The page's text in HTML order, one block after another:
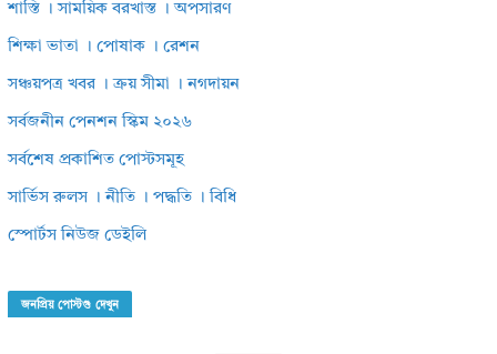
শাস্তি । সাময়িক বরখাস্ত । অপসারণ
শিক্ষা ভাতা । পোষাক । রেশন
সঞ্চয়পত্র খবর । ক্রয় সীমা । নগদায়ন
সর্বজনীন পেনশন স্কিম ২০২৬
সর্বশেষ প্রকাশিত পোস্টসমূহ
সার্ভিস রুলস । নীতি । পদ্ধতি । বিধি
স্পোর্টস নিউজ ডেইলি
জনপ্রিয় পোস্টগু দেখুন